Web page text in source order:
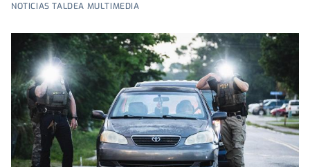
NOTICIAS TALDEA MULTIMEDIA